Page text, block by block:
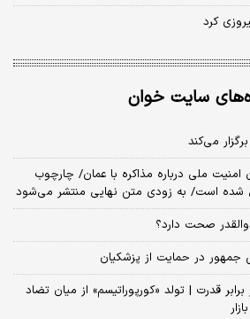
کرد
سایت خوان
می‌کند
ملی درباره مذاکره با عمان/ چارچوب
است/ به زودی متن نهایی منتشر می‌شود
صحت دارد؟
جمهور در حمایت از پزشکیان
برابر قدرت | تولد «کورپوراتیسم» از میان تضاد